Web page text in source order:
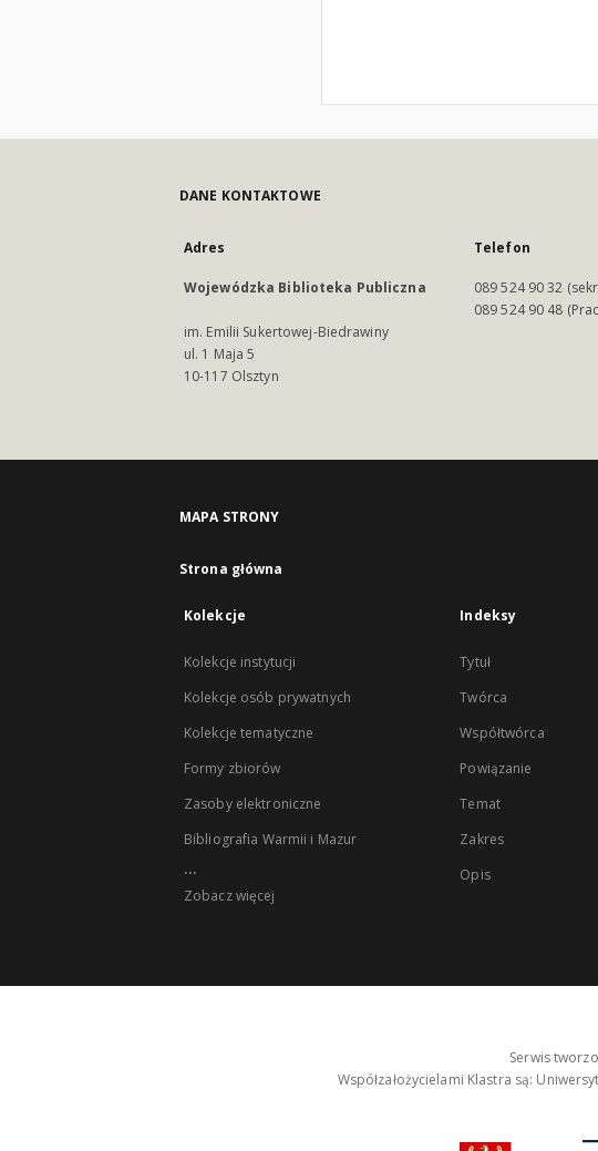
DANE KONTAKTOWE
Adres
Wojewódzka Biblioteka Publiczna
im. Emilii Sukertowej-Biedrawiny
ul. 1 Maja 5
10-117 Olsztyn
Telefon
089 524 90 32
089 524 90 48
MAPA STRONY
Strona główna
Kolekcje
Kolekcje instytucji
Kolekcje osób prywatnych
Kolekcje tematyczne
Formy zbiorów
Zasoby elektroniczne
Bibliografia Warmii i Mazur
...
Zobacz więcej
Indeksy
Tytuł
Twórca
Współtwórca
Powiązanie
Temat
Zakres
Opis
Serwis
Współzałożycielami Klastra są: